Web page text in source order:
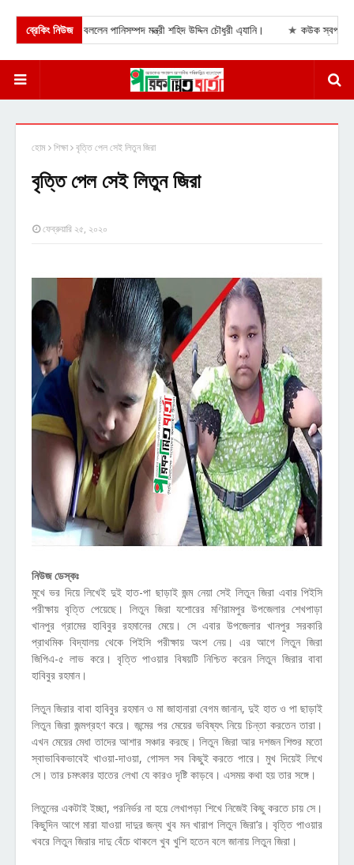
ব্রেকিং নিউজ
সুযোগ নেই বললেন পানিসম্পদ মন্ত্রী শহিদ উদ্দিন চৌধুরী এ্যানি। কউক স্বপ্নচূড়া
হোম শিক্ষা বৃত্তি পেল সেই লিতুন জিরা
বৃত্তি পেল সেই লিতুন জিরা
ফেব্রুয়ারি ২৫, ২০২০
নিউজ ডেস্কঃ
মুখে ভর দিয়ে লিখেই দুই হাত-পা ছাড়াই জন্ম নেয়া সেই লিতুন জিরা এবার পিইসি
পরীক্ষায় বৃত্তি পেয়েছে। লিতুন জিরা যশোরের মণিরামপুর উপজেলার শেখপাড়া
খানপুর গ্রামের হাবিবুর রহমানের মেয়ে। সে এবার উপজেলার খানপুর সরকারি
প্রাথমিক বিদ্যালয় থেকে পিইসি পরীক্ষায় অংশ নেয়। এর আগে লিতুন জিরা
জিপিএ-৫ লাভ করে। বৃত্তি পাওয়ার বিষয়টি নিশ্চিত করেন লিতুন জিরার বাবা
হাবিবুর রহমান।
লিতুন জিরার বাবা হাবিবুর রহমান ও মা জাহানারা বেগম জানান, দুই হাত ও পা ছাড়াই
লিতুন জিরা জন্মগ্রহণ করে। জন্মের পর মেয়ের ভবিষ্যৎ নিয়ে চিন্তা করতেন তারা।
এখন মেয়ের মেধা তাদের আশার সঞ্চার করছে। লিতুন জিরা আর দশজন শিশুর মতো
স্বাভাবিকভাবেই খাওয়া-দাওয়া, গোসল সব কিছুই করতে পারে। মুখ দিয়েই লিখে
সে। তার চমৎকার হাতের লেখা যে কারও দৃষ্টি কাড়বে। এসময় কথা হয় তার সঙ্গে।
লিতুনের একটাই ইচ্ছা, পরনির্ভর না হয়ে লেখাপড়া শিখে নিজেই কিছু করতে চায় সে।
কিছুদিন আগে মারা যাওয়া দাদুর জন্য খুব মন খারাপ লিতুন জিরা’র। বৃত্তি পাওয়ার
খবরে লিতুন জিরার দাদু বেঁচে থাকলে খুব খুশি হতেন বলে জানায় লিতুন জিরা।